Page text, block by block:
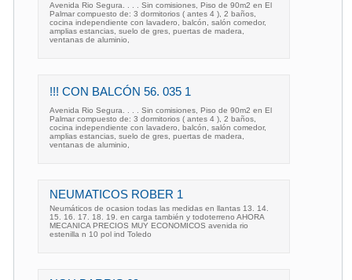
Avenida Rio Segura. . . . Sin comisiones, Piso de 90m2 en El
Palmar compuesto de: 3 dormitorios ( antes 4 ), 2 baños,
cocina independiente con lavadero, balcón, salón comedor,
amplias estancias, suelo de gres, puertas de madera,
ventanas de aluminio,
!!! CON BALCÓN 56. 035 1
Avenida Rio Segura. . . . Sin comisiones, Piso de 90m2 en El
Palmar compuesto de: 3 dormitorios ( antes 4 ), 2 baños,
cocina independiente con lavadero, balcón, salón comedor,
amplias estancias, suelo de gres, puertas de madera,
ventanas de aluminio,
NEUMATICOS ROBER 1
Neumáticos de ocasion todas las medidas en llantas 13. 14.
15. 16. 17. 18. 19. en carga también y todoterreno AHORA
MECANICA PRECIOS MUY ECONOMICOS avenida rio
estenilla n 10 pol ind Toledo